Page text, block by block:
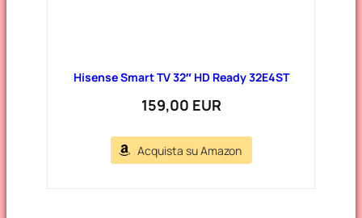
Hisense Smart TV 32″ HD Ready 32E4ST
159,00 EUR
Acquista su Amazon